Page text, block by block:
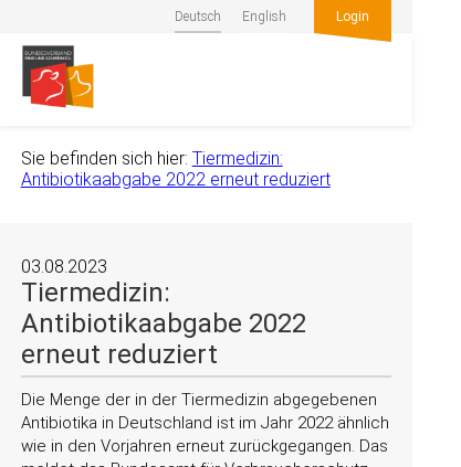
Deutsch English Login
Sie befinden sich hier: Tiermedizin:
Antibiotikaabgabe 2022 erneut reduziert
03.08.2023
Tiermedizin:
Antibiotikaabgabe 2022
erneut reduziert
Die Menge der in der Tiermedizin abgegebenen
Antibiotika in Deutschland ist im Jahr 2022 ähnlich
wie in den Vorjahren erneut zurückgegangen. Das